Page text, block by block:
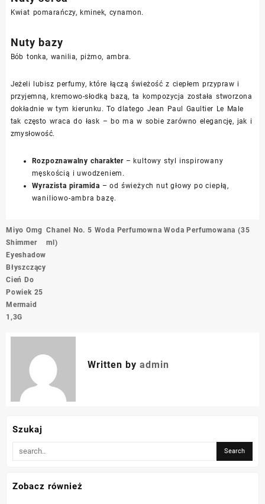
Kwiat pomarańczy, kminek, cynamon.
Nuty bazy
Bób tonka, wanilia, piżmo, ambra.
Jeżeli lubisz perfumy, które łączą świeżość z ciepłem przypraw i
przyjemną, kremowo-słodką bazą, ta kompozycja została stworzona
dokładnie w tym kierunku. To dlatego Jean Paul Gaultier Le Male
tak często wraca do łask – bo ma w sobie zarówno elegancję, jak i
zmysłowość.
Rozpoznawalny charakter– kultowy styl inspirowany
męskością i uwodzeniem.
Wyrazista piramida – od świeżych nut głowy po ciepłą,
waniliowo-ambra bazę.
Nawigacja
wpisu
Miyo Omg
Shimmer
Eyeshadow
Błyszczący
Cień Do
Powiek 25
Mermaid
1,3G
Chanel No. 5 Woda Perfumowna Woda Perfumowana (35
ml)
Written by admin
Szukaj
Zobacz również